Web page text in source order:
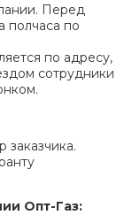
Перед
полчаса по
по адресу,
сотрудники
Опт-Газ: